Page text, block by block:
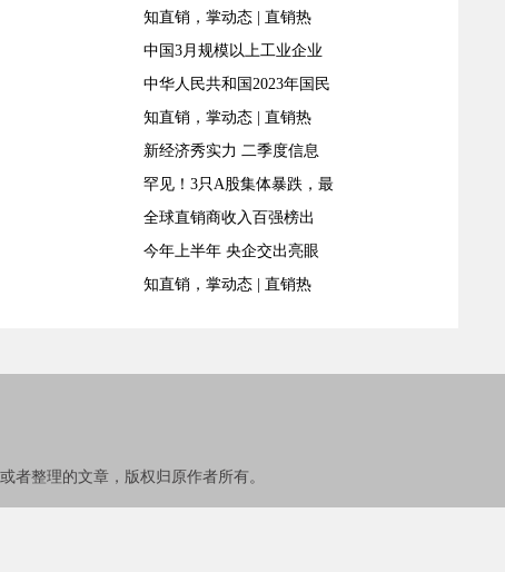
知直销，掌动态 | 直销热
中国3月规模以上工业企业
中华人民共和国2023年国民
知直销，掌动态 | 直销热
新经济秀实力 二季度信息
罕见！3只A股集体暴跌，最
全球直销商收入百强榜出
今年上半年 央企交出亮眼
知直销，掌动态 | 直销热
整理的文章，版权归原作者所有。